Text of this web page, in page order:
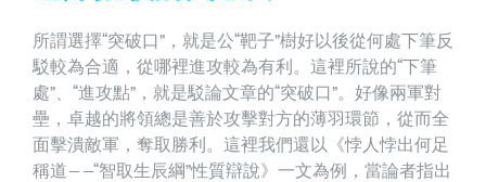
所謂選擇“突破口”，就是公“靶子”樹好以後從何處下筆反
駁較為合適，從哪裡進攻較為有利。這裡所說的“下筆
處”、“進攻點”，就是駁論文章的“突破口”。好像兩軍對
壘，卓越的將領總是善於攻擊對方的薄羽環節，從而全
面擊潰敵軍，奪取勝利。這裡我們還以《悖人悖出何足
稱道——“智取生辰綱”性質辯說》一文為例，當論者指出